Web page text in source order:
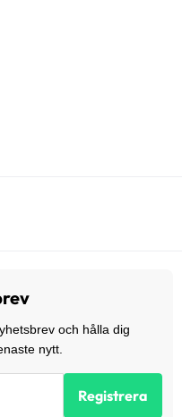
och hålla dig
nytt.
Registrera